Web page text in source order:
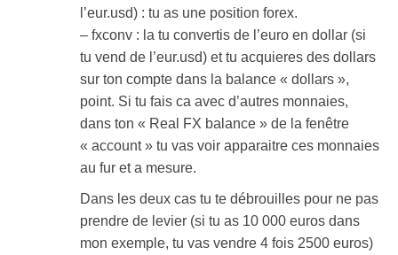
l’eur.usd) : tu as une position forex.
– fxconv : la tu convertis de l’euro en dollar (si
tu vend de l’eur.usd) et tu acquieres des dollars
sur ton compte dans la balance « dollars »,
point. Si tu fais ca avec d’autres monnaies,
dans ton « Real FX balance » de la fenêtre
« account » tu vas voir apparaitre ces monnaies
au fur et a mesure.
Dans les deux cas tu te débrouilles pour ne pas
prendre de levier (si tu as 10 000 euros dans
mon exemple, tu vas vendre 4 fois 2500 euros)